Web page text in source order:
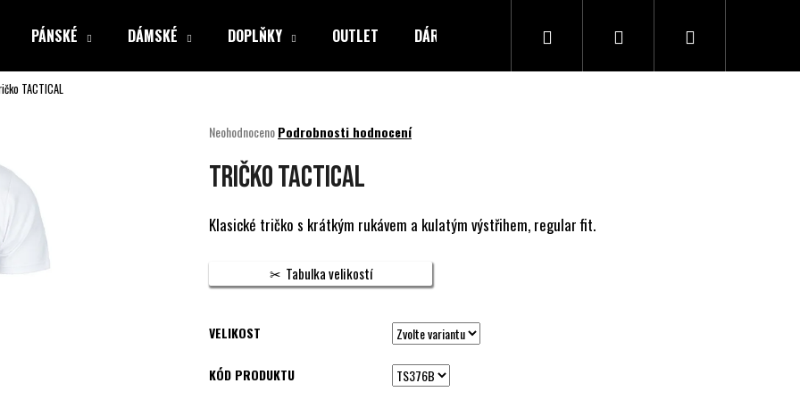
PÁNSKÉ DÁMSKÉ DOPLŇKY OUTLET DÁRKOVÝ POUKAZ Hledat Přihlášení Nákupní
TACTICAL
Průměrné
produktu
z
5
NeohodnocenoPodrobnosti hodnocení
Tričko TACTICAL
Klasické tričko s krátkým rukávem a kulatým výstřihem, regular fit.
Tabulka velikostí
VELIKOST
KÓD PRODUKTU
Co potřebujete najít?
HLEDAT